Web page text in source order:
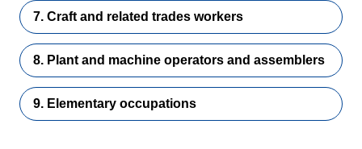
7. Craft and related trades workers
8. Plant and machine operators and assemblers
9. Elementary occupations